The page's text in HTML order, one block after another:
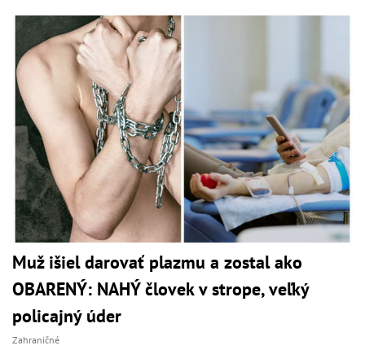
Muž išiel darovať plazmu a zostal ako
OBARENÝ: NAHÝ človek v strope, veľký
policajný úder
Zahraničné